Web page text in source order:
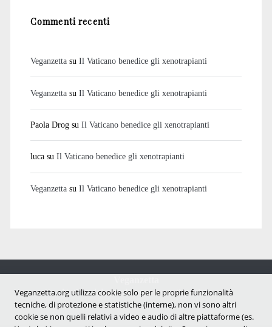
Commenti recenti
Veganzettasu Il Vaticano benedice gli xenotrapianti
Veganzettasu Il Vaticano benedice gli xenotrapianti
Paola Drogsu Il Vaticano benedice gli xenotrapianti
lucasu Il Vaticano benedice gli xenotrapianti
Veganzettasu Il Vaticano benedice gli xenotrapianti
Notizie dal mondo vegan e antispecista
Veganzetta.org utilizza cookie solo per le proprie funzionalità
tecniche, di protezione e statistiche (interne), non vi sono altri
cookie se non quelli relativi a video e audio di altre piattaforme (es.